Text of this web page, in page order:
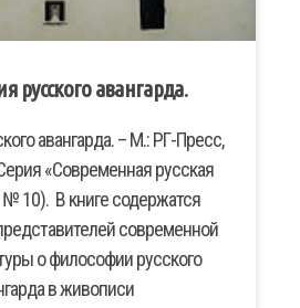
русского авангарда.
авангарда. – М.: РГ-Пресс,
«Современная русская
10). В книге содержатся
современной
о философии русского
в живописи